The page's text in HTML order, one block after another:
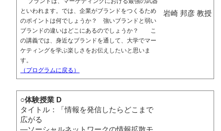
といわれます。では、企業がブランドをつくるため
のポイントは何でしょうか？ 強いブランドと弱い
ブランドの違いはどこにあるのでしょうか？ こ
の講義では、身近なブランドを通して、大学でマー
ケティングを学ぶ楽しさをお伝えしたいと思いま
す。
（プログラムに戻る）
岩崎 邦彦 教授
○体験授業 D
タイトル：「情報を発信したらどこまで
広がる
―ソーシャルネットワークの情報拡散モ